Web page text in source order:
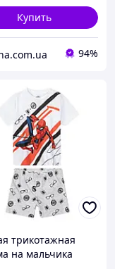
Купить
94%
трикотажная
на мальчика